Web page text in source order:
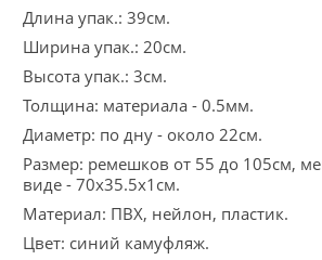
Длина упак.: 39см.
Ширина упак.: 20см.
Высота упак.: 3см.
Толщина: материала - 0.5мм.
Диаметр: по дну - около 22см.
Размер: ремешков от 55 до 105см,
виде - 70х35.5х1см.
Материал: ПВХ, нейлон, пластик.
Цвет: синий камуфляж.